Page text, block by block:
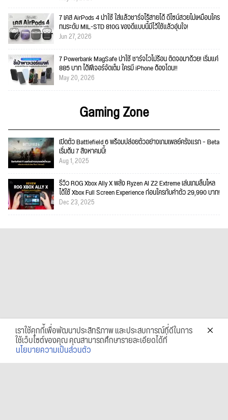
7 เคส AirPods 4 น่าใช้ ใส่แล้วชาร์จไร้สายได้ ดีไซน์สวยไม่เหมือนใคร
ทนระดับ MIL-STD 810G ของดีแบบนี้มีไว้ใช้แล้วอุ่นใจ!
Jun 27, 2026
7 Powerbank MagSafe น่าใช้ ชาร์จไวไม่ร้อน ติดจอมาด้วย! เริ่มแค่
885 บาท ได้ฟีเจอร์จัดเต็ม ใครมี iPhone ต้องโดน!!
May 20, 2026
Gaming Zone
เปิดตัว Battlefield 6 พร้อมปล่อยตัวอย่างเกมเพลย์ครั้งแรก – Beta
เริ่มต้น 7 สิงหาคมนี้!
Aug 1, 2025
รีวิว ROG Xbox Ally X พลัง Ryzen AI Z2 Extreme เล่นเกมลื่นไหล
ได้ใช้ Xbox Full Screen Experience ก่อนใครกับค่าตัว 29,990 บาท!
Dec 23, 2025
เราใช้คุกกี้เพื่อพัฒนาประสิทธิภาพ และประสบการณ์ที่ดีในการ
ใช้เว็บไซต์ของคุณ คุณสามารถศึกษารายละเอียดได้ที่
นโยบายความเป็นส่วนตัว